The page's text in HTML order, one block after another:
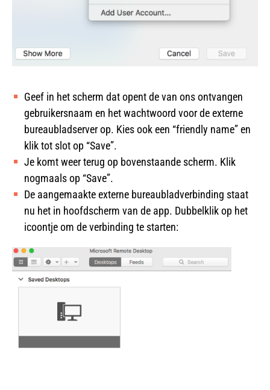
Geef in het scherm dat opent de van ons ontvangen
gebruikersnaam en het wachtwoord voor de externe
bureaubladserver op. Kies ook een “friendly name” en
klik tot slot op “Save”.
Je komt weer terug op bovenstaande scherm. Klik
nogmaals op “Save”.
De aangemaakte externe bureaubladverbinding staat
nu het in hoofdscherm van de app. Dubbelklik op het
icoontje om de verbinding te starten: